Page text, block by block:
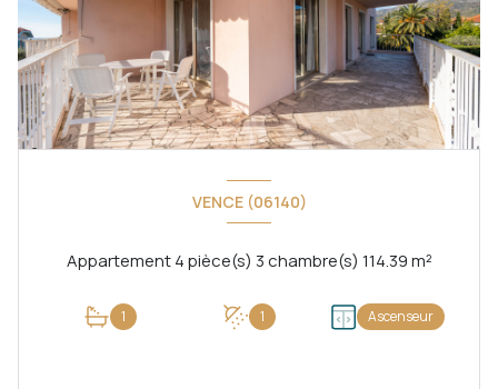
VENCE (06140)
Appartement 4 pièce(s) 3 chambre(s) 114.39 m²
1 1 Ascenseur